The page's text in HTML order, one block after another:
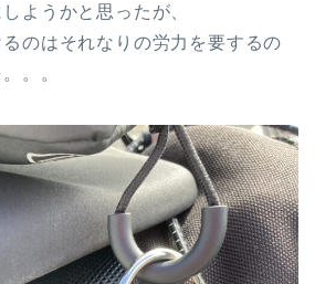
ようかと思ったが、
のはそれなりの労力を要するの
。。